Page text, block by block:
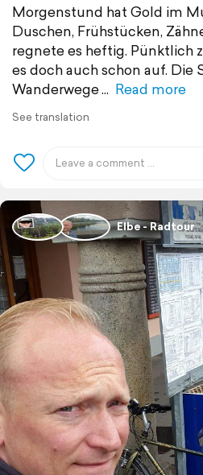
Morgenstund hat Gold im
Duschen, Frühstücken,
regnete es heftig. Pünktlich
es doch auch schon auf. Die
Wanderwege
Read more
See translation
Elbe - Radtour